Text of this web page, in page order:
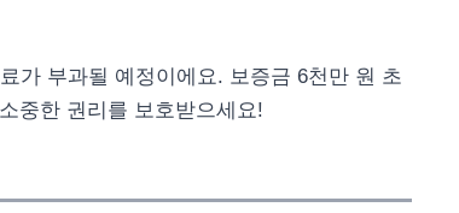
가 부과될 예정이에요. 보증금 6천만 원 초
중한 권리를 보호받으세요!